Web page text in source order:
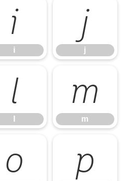
i
i
j
j
l m
m
o p